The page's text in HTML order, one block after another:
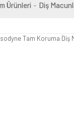
Ürünleri Diş